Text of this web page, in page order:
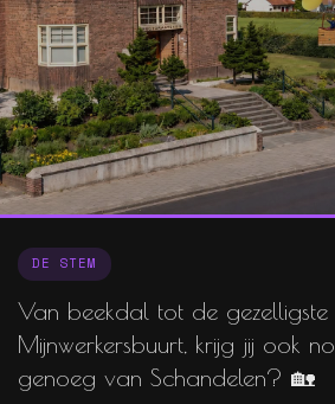
DE STEM
Van beekdal tot de gezelligste
Mijnwerkersbuurt, krijg jij ook
genoeg van Schandelen? 🏡